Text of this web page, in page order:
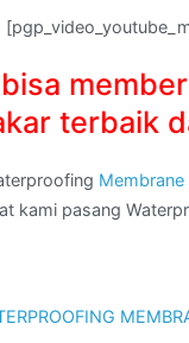
terbaik
Membrane
kami pasang